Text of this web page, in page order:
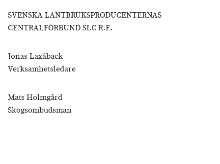
SVENSKA LANTBRUKSPRODUCENTERNAS
CENTRALFÖRBUND SLC R.F.
Jonas Laxåback
Verksamhetsledare
Mats Holmgård
Skogsombudsman